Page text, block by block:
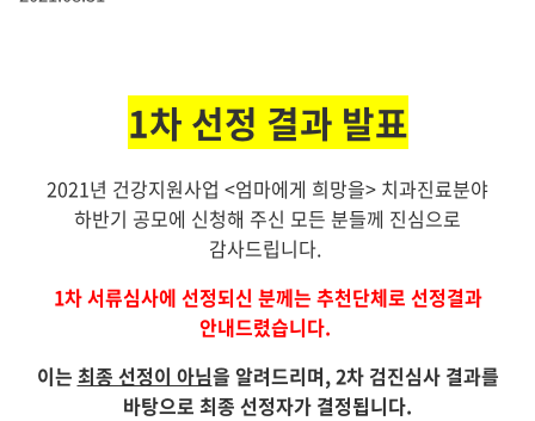
1차 선정 결과 발표
2021년 건강지원사업 <엄마에게 희망을> 치과진료분야
하반기 공모에 신청해 주신 모든 분들께 진심으로
감사드립니다.
1차 서류심사에 선정되신 분께는 추천단체로 선정결과
안내드렸습니다.
이는 최종 선정이 아님을 알려드리며, 2차 검진심사 결과를
바탕으로 최종 선정자가 결정됩니다.